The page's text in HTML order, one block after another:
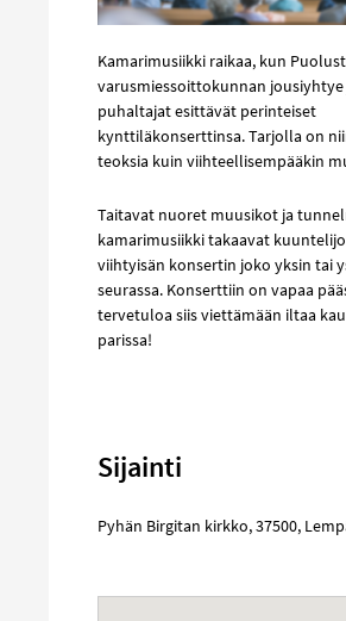
Kamarimusiikki raikaa, kun
varusmiessoittokunnan jousiyhtye
puhaltajat esittävät perinteiset
kynttiläkonserttinsa. Tarjolla on
teoksia kuin viihteellisempääkin
Taitavat nuoret muusikot ja
kamarimusiikki takaavat
viihtyisän konsertin joko yksin tai
seurassa. Konserttiin on vapaa
tervetuloa siis viettämään iltaa
parissa!
Sijainti
Pyhän Birgitan kirkko,37500,